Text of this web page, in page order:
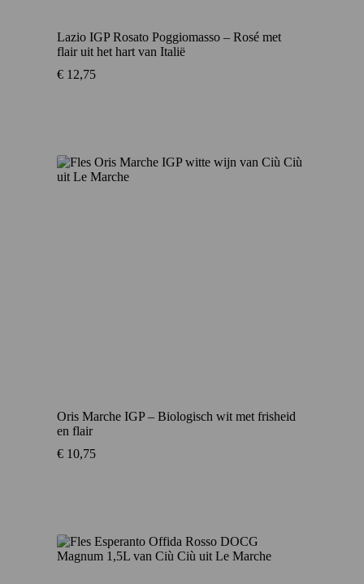
Lazio IGP Rosato Poggiomasso – Rosé met
flair uit het hart van Italië
€ 12,75
Oris Marche IGP – Biologisch wit met frisheid
en flair
€ 10,75